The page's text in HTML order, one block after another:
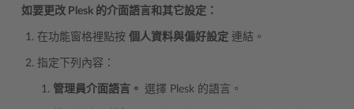
如要更改 Plesk 的介面語言和其它設定：
在功能窗格裡點按 個人資料與偏好設定 連結。
指定下列內容：
管理員介面語言。 選擇 Plesk 的語言。